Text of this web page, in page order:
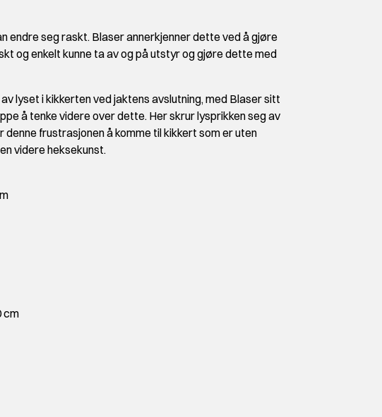
endre seg raskt. Blaser annerkjenner dette ved å gjøre
og enkelt kunne ta av og på utstyr og gjøre dette med
lyset i kikkerten ved jaktens avslutning, med Blaser sitt
å tenke videre over dette. Her skrur lysprikken seg av
denne frustrasjonen å komme til kikkert som er uten
videre heksekunst.
cm